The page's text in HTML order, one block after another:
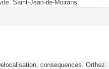
Saint-Jean-de-Moirans.
consequences. Orthez.